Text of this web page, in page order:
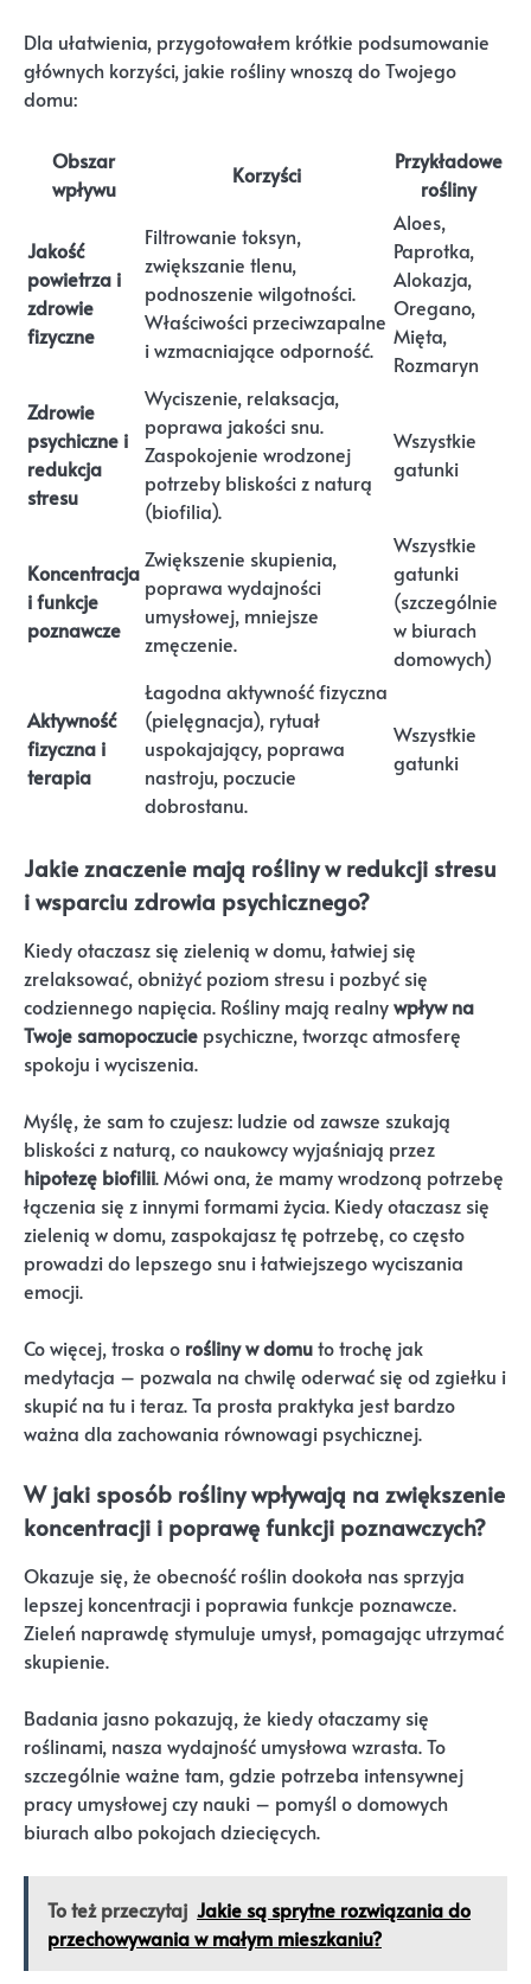
Dla ułatwienia, przygotowałem krótkie podsumowanie
głównych korzyści, jakie rośliny wnoszą do Twojego
domu:
Obszar
wpływu
Korzyści
Przykładowe
rośliny
Jakość
powietrza i
zdrowie
fizyczne
Filtrowanie toksyn,
zwiększanie tlenu,
podnoszenie wilgotności.
Właściwości przeciwzapalne
i wzmacniające odporność.
Aloes,
Paprotka,
Alokazja,
Oregano,
Mięta,
Rozmaryn
Zdrowie
psychiczne i
redukcja
stresu
Wyciszenie, relaksacja,
poprawa jakości snu.
Zaspokojenie wrodzonej
potrzeby bliskości z naturą
(biofilia).
Wszystkie
gatunki
Koncentracja
i funkcje
poznawcze
Zwiększenie skupienia,
poprawa wydajności
umysłowej, mniejsze
zmęczenie.
Wszystkie
gatunki
(szczególnie
w biurach
domowych)
Aktywność
fizyczna i
terapia
Łagodna aktywność fizyczna
(pielęgnacja), rytuał
uspokajający, poprawa
nastroju, poczucie
dobrostanu.
Wszystkie
gatunki
Jakie znaczenie mają rośliny w redukcji stresu
i wsparciu zdrowia psychicznego?
Kiedy otaczasz się zielenią w domu, łatwiej się
zrelaksować, obniżyć poziom stresu i pozbyć się
codziennego napięcia. Rośliny mają realnywpływ na
Twoje samopoczucie psychiczne, tworząc atmosferę
spokoju i wyciszenia.
Myślę, że sam to czujesz: ludzie od zawsze szukają
bliskości z naturą, co naukowcy wyjaśniają przez
hipotezę biofilii. Mówi ona, że mamy wrodzoną potrzebę
łączenia się z innymi formami życia. Kiedy otaczasz się
zielenią w domu, zaspokajasz tę potrzebę, co często
prowadzi do lepszego snu i łatwiejszego wyciszania
emocji.
Co więcej, troska o rośliny w domuto trochę jak
medytacja – pozwala na chwilę oderwać się od zgiełku i
skupić na tu i teraz. Ta prosta praktyka jest bardzo
ważna dla zachowania równowagi psychicznej.
W jaki sposób rośliny wpływają na zwiększenie
koncentracji i poprawę funkcji poznawczych?
Okazuje się, że obecność roślin dookoła nas sprzyja
lepszej koncentracji i poprawia funkcje poznawcze.
Zieleń naprawdę stymuluje umysł, pomagając utrzymać
skupienie.
Badania jasno pokazują, że kiedy otaczamy się
roślinami, nasza wydajność umysłowa wzrasta. To
szczególnie ważne tam, gdzie potrzeba intensywnej
pracy umysłowej czy nauki – pomyśl o domowych
biurach albo pokojach dziecięcych.
To też przeczytaj Jakie są sprytne rozwiązania do
przechowywania w małym mieszkaniu?